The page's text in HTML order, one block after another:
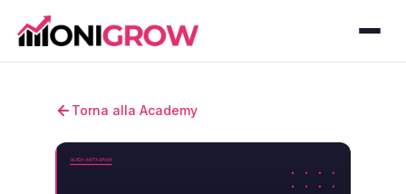
Torna alla Academy